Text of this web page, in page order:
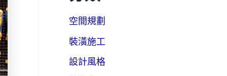
空間規劃
裝潢施工
設計風格